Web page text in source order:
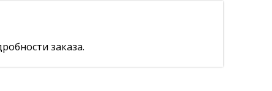
заказа.